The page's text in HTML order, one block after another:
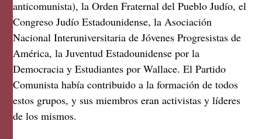
anticomunista), la Orden Fraternal del Pueblo Judío, el
Congreso Judío Estadounidense, la Asociación
Nacional Interuniversitaria de Jóvenes Progresistas de
América, la Juventud Estadounidense por la
Democracia y Estudiantes por Wallace. El Partido
Comunista había contribuido a la formación de todos
estos grupos, y sus miembros eran activistas y líderes
de los mismos.